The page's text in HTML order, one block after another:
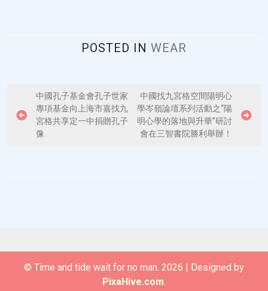
POSTED IN WEAR
o
中國孔子基金會孔子世家
專項基金向上海市嘉找九
宮格共享定一中捐贈孔子
像
中國找九宮格空間陽明心
學岑嶺論壇系列活動之“陽
明心學的落地與升華”研討
會在三智書院勝利舉辦！
© Time and tide wait for no man. 2026 | Designed by
PixaHive.com.